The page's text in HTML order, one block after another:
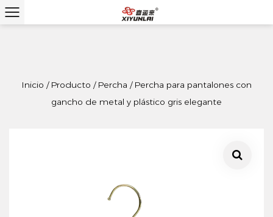
Inicio / Producto / Percha / Percha para pantalones con
gancho de metal y plástico gris elegante